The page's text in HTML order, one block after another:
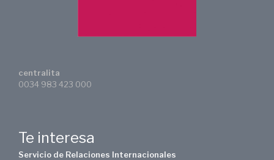
centralita
0034 983 423 000
Te interesa
Servicio de Relaciones Internacionales